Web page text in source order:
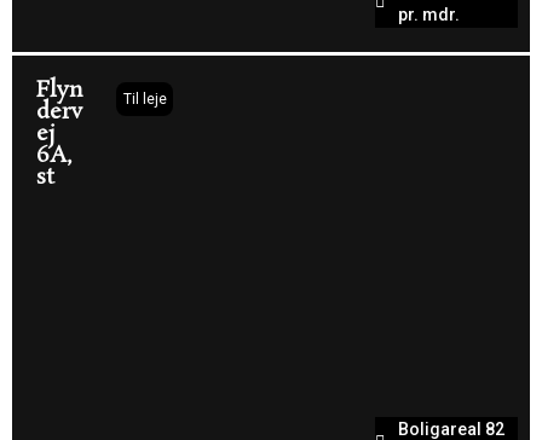
pr. mdr.
Flyn
derv
ej
6A,
st
Til leje
Boligareal 82